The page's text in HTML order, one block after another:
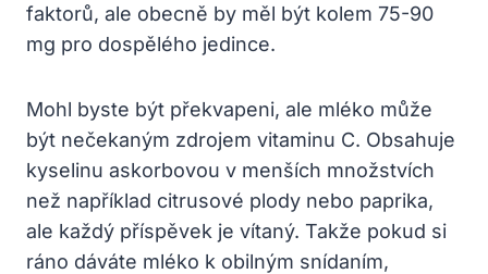
faktorů, ale obecně by měl být kolem 75-90
mg pro dospělého jedince.
Mohl byste být překvapeni, ale mléko může
být nečekaným zdrojem vitaminu C. Obsahuje
kyselinu askorbovou v menších množstvích
než například citrusové plody nebo paprika,
ale každý příspěvek je vítaný. Takže pokud si
ráno dáváte mléko k obilným snídaním,